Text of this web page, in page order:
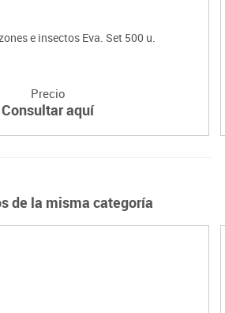
e insectos Eva. Set 500 u.
Precio
Consultar aquí
de la misma categoría